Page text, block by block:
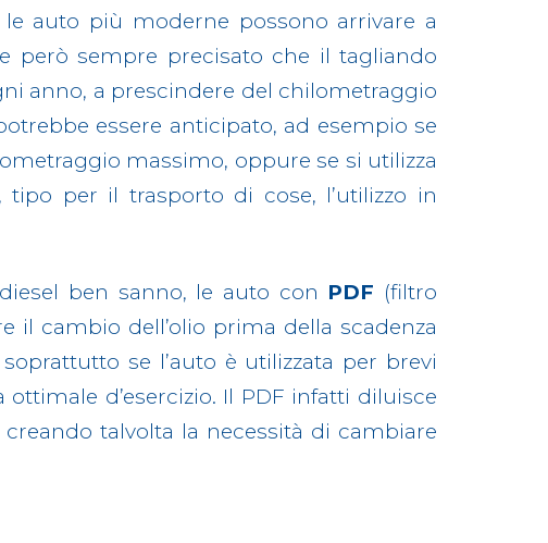
auto più moderne possono arrivare a
però sempre precisato che il tagliando
anno, a prescindere del chilometraggio
essere anticipato, ad esempio se
massimo, oppure se si utilizza
tipo per il trasporto di cose, l’utilizzo in
ben sanno, le auto con PDF (filtro
il cambio dell’olio prima della scadenza
se l’auto è utilizzata per brevi
d’esercizio. Il PDF infatti diluisce
talvolta la necessità di cambiare